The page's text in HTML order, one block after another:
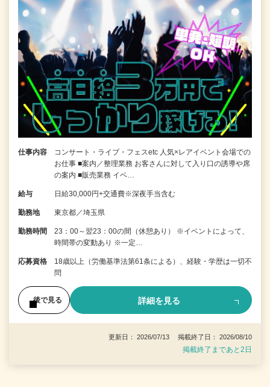
仕事内容
コンサート・ライブ・フェスetc 人気×レアイベント会場での
お仕事 ■案内／整理業務 お客さんに対して入り口の誘導や席
の案内 ■販売業務 イベ…
給与 日給30,000円+交通費※深夜手当含む
勤務地 東京都／埼玉県
勤務時間
23：00～翌23：00の間（休憩あり） ※イベントによって、
時間帯の変動あり ※一定…
応募資格
18歳以上（労働基準法第61条による）、経験・学歴は一切不
問
後で見る 詳細を見る
更新日： 2026/07/13 掲載終了日： 2026/08/10
掲載終了まであと2日